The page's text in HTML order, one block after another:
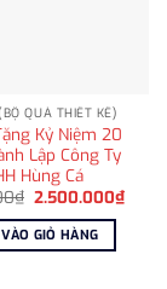
QUÀ THIẾT KẾ)
Kỷ Niệm 20
Lập Công Ty
Hùng Cá
₫ Giá
là:
3.000.000₫.
2.500.000₫Giá
hiện
GIỎ HÀNG